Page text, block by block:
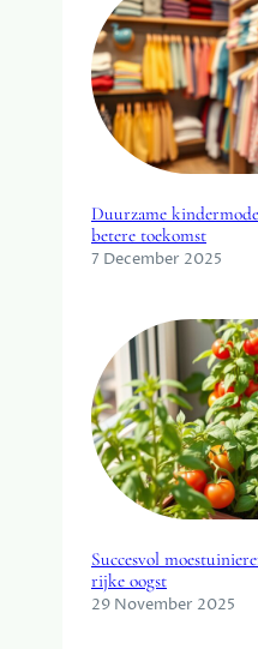
L
A
N
D
Duurzame
betere toekomst
7 December 2025
Succesvol
rijke oogst
29 November 2025